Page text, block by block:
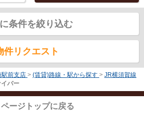
条件を絞り込む
件リクエスト
前支店 > (賃貸)路線・駅から探す > JR横須賀線
バー
ページトップに戻る